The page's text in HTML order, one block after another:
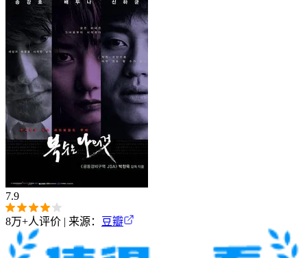
7.9
8万+人评价 | 来源： 豆瓣